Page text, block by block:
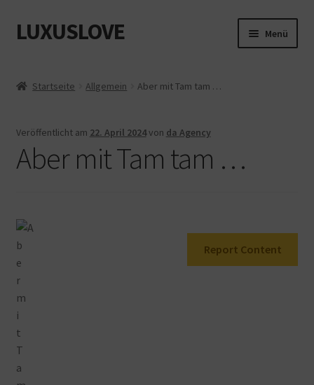
Zur
Navigation
Zum
Inhalt
LUXUSLOVE Menü
Mein Konto
Warenkorb
Startseite Allgemein Aber mit Tam tam …
Veröffentlicht am 22. April 2024von da Agency
Aber mit Tam tam …
Report Content